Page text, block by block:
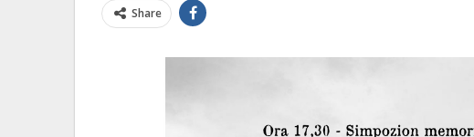
Share